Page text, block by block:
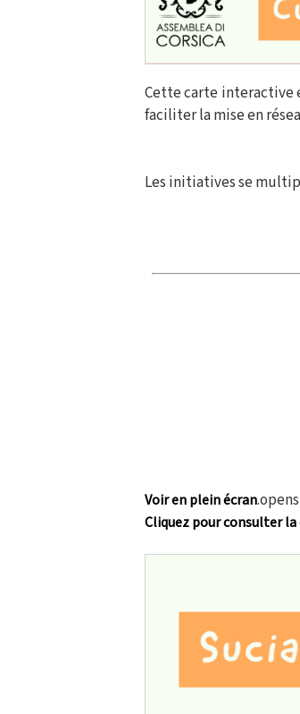
Cette carte interactive
faciliter la mise en
Les initiatives se
Voir en plein écran
Cliquez pour consulter